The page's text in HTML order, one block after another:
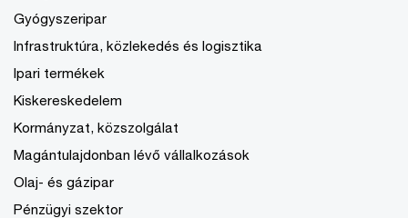
Gyógyszeripar
Infrastruktúra, közlekedés és logisztika
Ipari termékek
Kiskereskedelem
Kormányzat, közszolgálat
Magántulajdonban lévő vállalkozások
Olaj- és gázipar
Pénzügyi szektor